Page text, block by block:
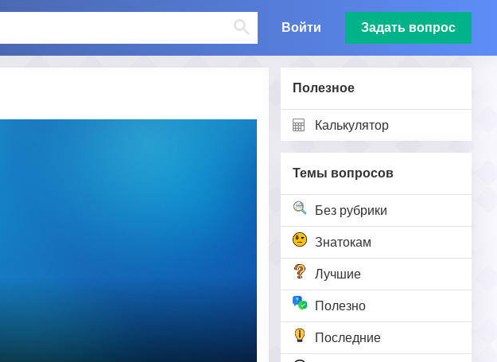
Войти Задать вопрос
Полезное
Калькулятор
Темы вопросов
Без рубрики
Знатокам
Лучшие
Полезно
Последние